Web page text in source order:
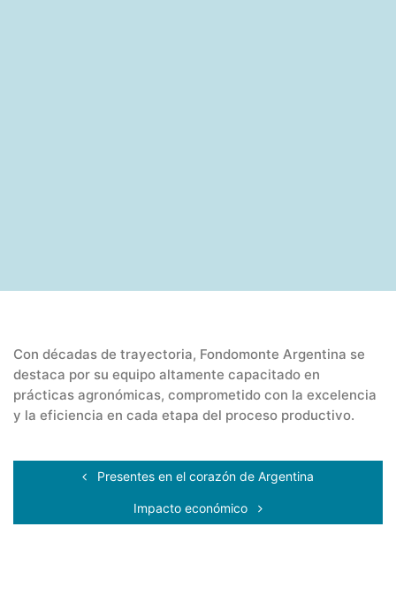
Con décadas de trayectoria, Fondomonte Argentina se
destaca por su equipo altamente capacitado en
prácticas agronómicas, comprometido con la excelencia
y la eficiencia en cada etapa del proceso productivo.
Presentes en el corazón de Argentina
Impacto económico